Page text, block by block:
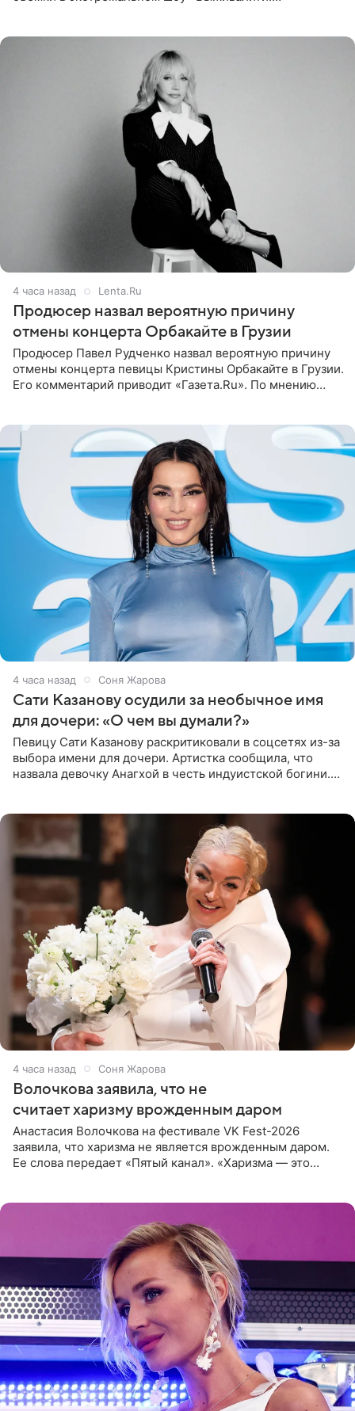
4 часа назад Lenta.Ru
Продюсер назвал вероятную причину
отмены концерта Орбакайте в Грузии
Продюсер Павел Рудченко назвал вероятную причину
отмены концерта певицы Кристины Орбакайте в Грузии.
Его комментарий приводит «Газета.Ru». По мнению
4 часа назад Соня Жарова
Сати Казанову осудили за необычное имя
для дочери: «О чем вы думали?»
Певицу Сати Казанову раскритиковали в соцсетях из-за
выбора имени для дочери. Артистка сообщила, что
назвала девочку Анагхой в честь индуистской богини.
4 часа назад Соня Жарова
Волочкова заявила, что не
считает харизму врожденным даром
Анастасия Волочкова на фестивале VK Fest-2026
заявила, что харизма не является врожденным даром.
Ее слова передает «Пятый канал». «Харизма — это